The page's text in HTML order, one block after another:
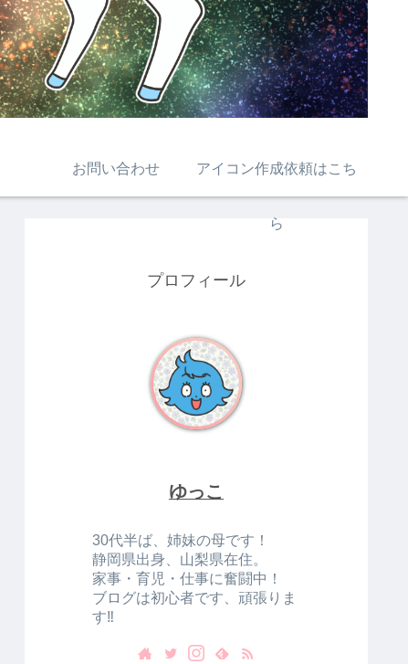
お問い合わせ アイコン作成依頼はこち
ら
プロフィール
ゆっこ
30代半ば、姉妹の母です！
静岡県出身、山梨県在住。
家事・育児・仕事に奮闘中！
ブログは初心者です、頑張りま
す‼